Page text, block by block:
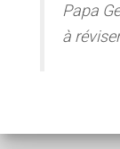
Papa
à